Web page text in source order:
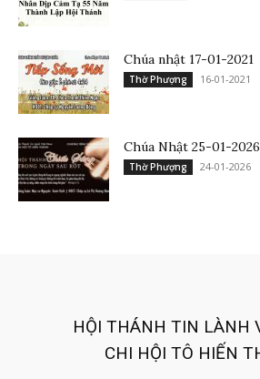
Chúa nhật 17-01-2021
Thờ Phượng 16-01-2021
Chúa Nhật 25-01-2026
Thờ Phượng 24-01-2026
HỘI THÁNH TIN LÀNH
CHI HỘI TÔ HIẾN